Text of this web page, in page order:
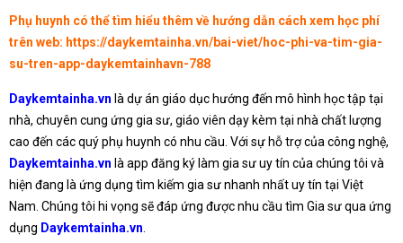
Phụ huynh có thể tìm hiểu thêm về hướng dẫn cách xem học phí
trên web: https://daykemtainha.vn/bai-viet/hoc-phi-va-tim-gia-
su-tren-app-daykemtainhavn-788
Daykemtainha.vn là dự án giáo dục hướng đến mô hình học tập tại
nhà, chuyên cung ứng gia sư, giáo viên dạy kèm tại nhà chất lượng
cao đến các quý phụ huynh có nhu cầu. Với sự hỗ trợ của công nghệ,
Daykemtainha.vn là app đăng ký làm gia sư uy tín của chúng tôi và
hiện đang là ứng dụng tìm kiếm gia sư nhanh nhất uy tín tại Việt
Nam. Chúng tôi hi vọng sẽ đáp ứng được nhu cầu tìm Gia sư qua ứng
dụng Daykemtainha.vn